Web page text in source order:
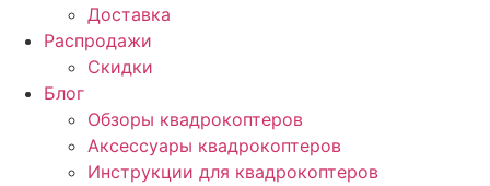
Доставка
Распродажи
Скидки
Блог
Обзоры квадрокоптеров
Аксессуары квадрокоптеров
Инструкции для квадрокоптеров